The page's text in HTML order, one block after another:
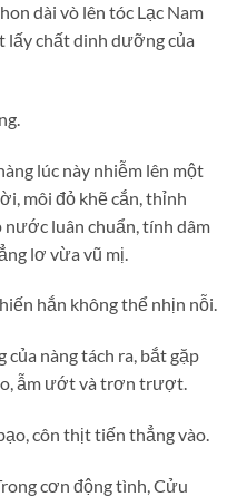
dài vò lên tóc Lạc Nam
lấy chất dinh dưỡng của
lúc này nhiễm lên một
môi đỏ khẽ cắn, thỉnh
nước luân chuẩn, tính dâm
lơ vừa vũ mị.
hắn không thể nhịn nỗi.
của nàng tách ra, bắt gặp
ẫm ướt và trơn trượt.
côn thịt tiến thẳng vào.
cơn động tình, Cửu